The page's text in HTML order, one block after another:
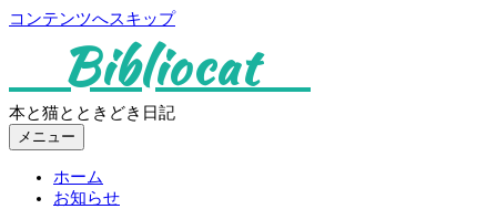
コンテンツへスキップ
Bibliocat
本と猫とときどき日記
メニュー
ホーム
お知らせ